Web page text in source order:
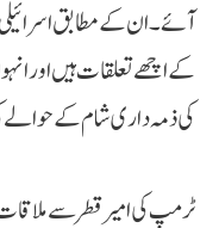
آئے۔ ان کے مطابق
کے اچھے تعلقات ہیں اور
کی ذمہ داری شام کے حوالے
ٹرمپ کی امیر قطر سے